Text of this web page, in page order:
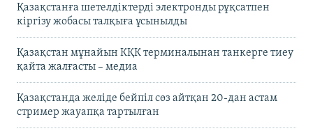
Қазақстанға шетелдіктерді электронды рұқсатпен
кіргізу жобасы талқыға ұсынылды
Қазақстан мұнайын КҚК терминалынан танкерге тиеу
қайта жалғасты – медиа
Қазақстанда желіде бейпіл сөз айтқан 20-дан астам
стример жауапқа тартылған